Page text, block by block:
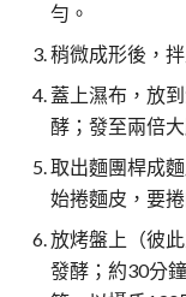
勻。
稍微成形後，
蓋上濕布，放
酵；發至兩倍
取出麵團桿成
始捲麵皮，要
放烤盤上（彼
發酵；約30分